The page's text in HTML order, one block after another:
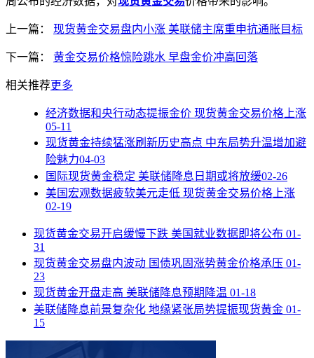
上一篇： 现货黄金交易盘内小涨 美联储主席重申抗通胀目标
下一篇： 黄金交易价格惊险跳水 早盘金价冲高回落
相关推荐更多
经济数据和央行动态提振金价 现货黄金交易价格上涨
05-11
现货黄金持续猛涨刷新历史高点 中东局势升温增加避
险魅力04-03
国际现货黄金稳定 美联储降息日期或将放缓02-26
美国宏观数据疲软美元走低 现货黄金交易价格上涨
02-19
现货黄金交易开启缓慢下跌 美国就业数据即将公布 01-
31
现货黄金交易盘内波动 国债巩固涨势黄金价格承压 01-
23
现货黄金开盘走高 美联储降息预期降温 01-18
美联储降息前景复杂化 地缘紧张局势提振现货黄金 01-
15